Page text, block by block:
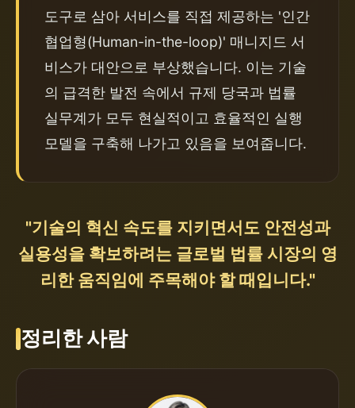
도구로 삼아 서비스를 직접 제공하는 '인간
협업형(Human-in-the-loop)' 매니지드 서
비스가 대안으로 부상했습니다. 이는 기술
의 급격한 발전 속에서 규제 당국과 법률
실무계가 모두 현실적이고 효율적인 실행
모델을 구축해 나가고 있음을 보여줍니다.
"기술의 혁신 속도를 지키면서도 안전성과
실용성을 확보하려는 글로벌 법률 시장의 영
리한 움직임에 주목해야 할 때입니다."
정리한 사람